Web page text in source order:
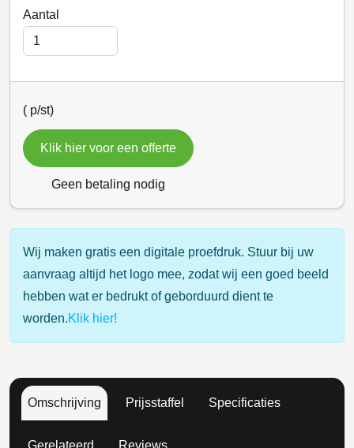
Aantal
( p/st)
Klik hier voor een offerte
Geen betaling nodig
Wij maken gratis een digitale proefdruk. Stuur bij uw
aanvraag altijd het logo mee, zodat wij een goed beeld
hebben wat er bedrukt of geborduurd dient te
worden.Klik hier!
Omschrijving Prijsstaffel Specificaties